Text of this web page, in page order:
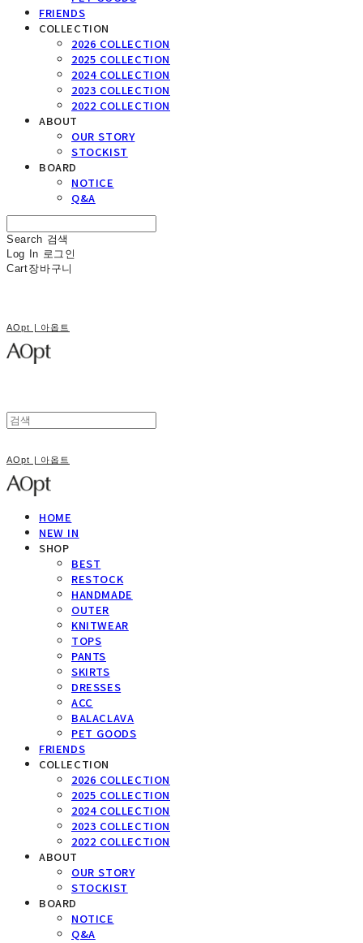
FRIENDS
COLLECTION
2026 COLLECTION
2025 COLLECTION
2024 COLLECTION
2023 COLLECTION
2022 COLLECTION
ABOUT
OUR STORY
STOCKIST
BOARD
NOTICE
Q&A
Search 검색
Log In 로그인
Cart장바구니
AOpt | 아옵트
AOpt | 아옵트
HOME
NEW IN
SHOP
BEST
RESTOCK
HANDMADE
OUTER
KNITWEAR
TOPS
PANTS
SKIRTS
DRESSES
ACC
BALACLAVA
PET GOODS
FRIENDS
COLLECTION
2026 COLLECTION
2025 COLLECTION
2024 COLLECTION
2023 COLLECTION
2022 COLLECTION
ABOUT
OUR STORY
STOCKIST
BOARD
NOTICE
Q&A